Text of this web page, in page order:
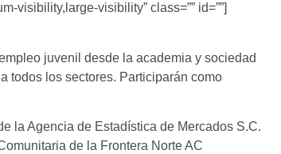
visibility,large-visibility” class=”” id=””]
juvenil desde la academia y sociedad
todos los sectores. Participarán como
la Agencia de Estadística de Mercados S.C.
de la Frontera Norte AC